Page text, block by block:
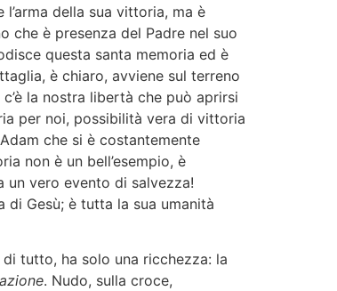
della sua vittoria, ma è
che è presenza del Padre nel suo
questa santa memoria ed è
è chiaro, avviene sul terreno
c’è la nostra libertà che può aprirsi
per noi, possibilità vera di vittoria
che si è costantemente
non è un bell’esempio, è
un vero evento di salvezza!
Gesù; è tutta la sua umanità
tutto, ha solo una ricchezza: la
. Nudo, sulla croce,